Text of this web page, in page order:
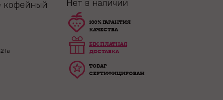
кофейный
Нет в наличии
100% ГАРАНТИЯ
КАЧЕСТВА
БЕСПЛАТНАЯ
ДОСТАВКА
ТОВАР
СЕРТИФИЦИРОВАН